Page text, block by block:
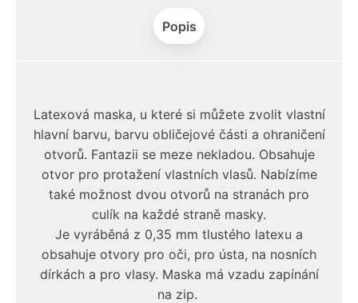
Popis
Latexová maska, u které si můžete zvolit vlastní
hlavní barvu, barvu obličejové části a ohraničení
otvorů. Fantazii se meze nekladou. Obsahuje
otvor pro protažení vlastních vlasů. Nabízíme
také možnost dvou otvorů na stranách pro
culík na každé straně masky.
Je vyráběná z 0,35 mm tlustého latexu a
obsahuje otvory pro oči, pro ústa, na nosních
dírkách a pro vlasy. Maska má vzadu zapínání
na zip.